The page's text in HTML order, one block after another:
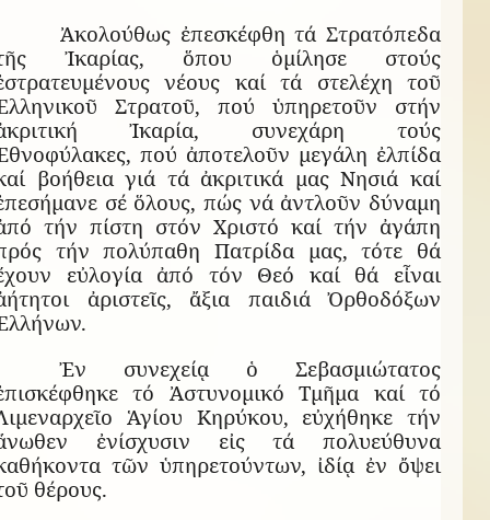
Ἀκολούθως ἐπεσκέφθη τά Στρατόπεδα
Ἰκαρίας, ὅπου ὁμίλησε στούς
νέους καί τά στελέχη τοῦ
Στρατοῦ, πού ὑπηρετοῦν στήν
Ἰκαρία, συνεχάρη τούς
πού ἀποτελοῦν μεγάλη ἐλπίδα
βοήθεια γιά τά ἀκριτικά μας Νησιά καί
σέ ὅλους, πώς νά ἀντλοῦν δύναμη
τήν πίστη στόν Χριστό καί τήν ἀγάπη
τήν πολύπαθη Πατρίδα μας, τότε θά
εὐλογία ἀπό τόν Θεό καί θά εἶναι
ἀριστεῖς, ἄξια παιδιά Ὀρθοδόξων
Ἐν συνεχείᾳ ὁ Σεβασμιώτατος
τό Ἀστυνομικό Τμῆμα καί τό
Ἁγίου Κηρύκου, εὐχήθηκε τήν
ἐνίσχυσιν εἰς τά πολυεύθυνα
τῶν ὑπηρετούντων, ἰδίᾳ ἐν ὄψει
θέρους.